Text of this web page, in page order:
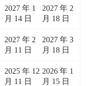
2027 年 1
月 14 日
2027 年 2
月 18 日
2027 年 2
月 11 日
2027 年 3
月 18 日
2025 年 12
月 11 日
2026 年 1
月 15 日